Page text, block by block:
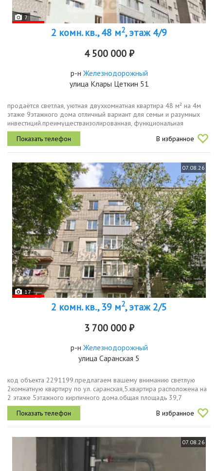
7
2 комн. кв., 48 м2, этаж 4/9
4 500 000 ₽
р-н Железнодорожный
улица Клары Цеткин 51
продаётся светлая, уютная двухкомнатная квартира 48 м² на 4м
этаже 9этажного дома отличный вариант для семьи и разумных
инвестиций.преимуществаизолированная, функциональная
планировка максимум комфорта и приватности.свежий ремонт из
современных...
В избранное
07.08.26
17
2 комн. кв., 39 м2, этаж 2/5
3 700 000 ₽
р-н Железнодорожный
улица Саранская 5
код объекта 2291199.предлагаем вашему вниманию светлую
2комнатную квартиру по ул. саранская,5.квартира расположена на
2 этаже 5этажного кирпичного дома.общая площадь 39,7
кв.мизолированные комнаты 14,1 и 11,7 кв.м дарят личное
пространство, а окна...
В избранное
07.08.26